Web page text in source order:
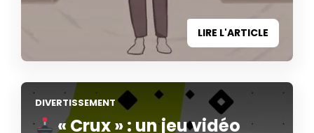
LIRE L'ARTICLE
DIVERTISSEMENT
« Crux » : un jeu vidéo